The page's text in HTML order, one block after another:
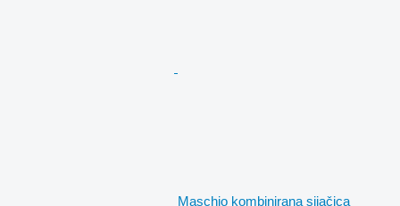
Maschio kombinirana sijačica